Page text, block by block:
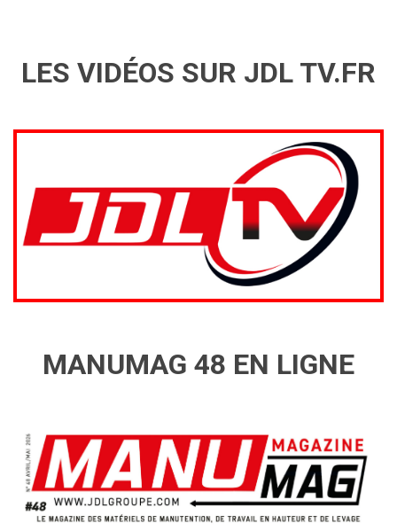
LES VIDÉOS SUR JDL TV.FR
MANUMAG 48 EN LIGNE